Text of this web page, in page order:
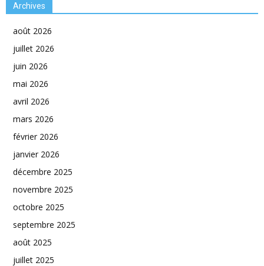
Archives
août 2026
juillet 2026
juin 2026
mai 2026
avril 2026
mars 2026
février 2026
janvier 2026
décembre 2025
novembre 2025
octobre 2025
septembre 2025
août 2025
juillet 2025